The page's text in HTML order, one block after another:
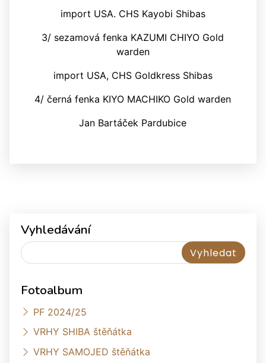
import USA. CHS Kayobi Shibas
3/ sezamová fenka KAZUMI CHIYO Gold
warden
import USA, CHS Goldkress Shibas
4/ černá fenka KIYO MACHIKO Gold warden
Jan Bartáček Pardubice
Vyhledávání
Fotoalbum
PF 2024/25
VRHY SHIBA štěňátka
VRHY SAMOJED štěňátka